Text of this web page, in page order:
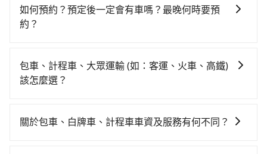
排班的計程車，搭上小黃後約花20分鐘、車費200元
後，抵達No. 83, Neijiang St (台北市萬華區) 的目的
合法執照的計程車僅有300多輛，計程車的密度為雙北的
0.2%，換句話說，臨時要叫小黃的難度是雙北大城市的
路。但如果全程使用tripool並到府專車接送，則每人平
$115~205承租小轎車，每公里再額外加收$3.2，從南投
縣（魚池鄉）到No. 83, Neijiang St的花費預估為
時40元路邊停車費用預估進去，但額外的汽車保險與可
能的罰單都需自付。再者，和運的iRent只提供最基本的
或九人座可供選擇，而且無人租車最令人詬病的就是車
灣大車隊和Yoxi，如果在路邊攔不到車，也可考慮打電
話至日月星光計程車等叫車看看。依照里程跳錶計算，
那要注意南投縣僅有合法計程車約340輛，計程車密度為
雙北的0.2%，也就是說要臨時叫到小黃的難度是台北或
以免當場被坑受騙。綜合以上，無論在價格或服務品質
如何預約？預定後一定會有車嗎？最晚何時要預
約？
服務，可直接線上輸入上下車地點或地址，三秒內即可
查到真實價格，照著步驟填寫完乘客資料與線上刷卡，
與車輛的詳細資料，將於乘車前一晚八點透過SMS和
包車、計程車、大眾運輸 (如：客運、火車、高鐵)
該怎麼選？
擇： 預算：不同交通工具價格不同，可先確定您的預
關於包車、白牌車、計程車車資及服務有何不同？